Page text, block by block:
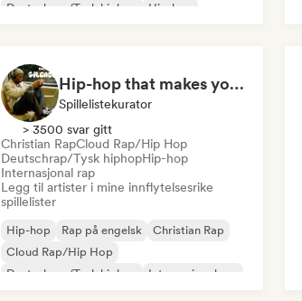
Deutschrap/Tysk hiphop
Hip-hop
Hip-hop that makes you nod in silence
Spillelistekurator
> 3500 svar gitt
Christian RapCloud Rap/Hip Hop
Deutschrap/Tysk hiphopHip-hop
Internasjonal rap
Legg til artister i mine innflytelsesrike
spillelister
Hip-hop Rap på engelsk
Christian Rap
Cloud Rap/Hip Hop
Deutschrap/Tysk hiphop
Internasjonal rap